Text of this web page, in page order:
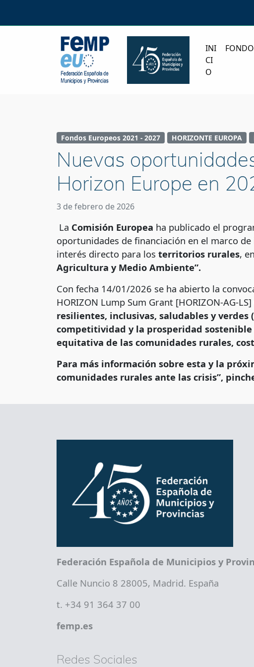
INI
CI
O
Fondos Europeos 2021 - 2027 HORIZONTE EUROPA
Nuevas
Horizon Europe en
3 de febrero de 2026
La Comisión Europea ha publicado el
oportunidades de financiación en el marco
interés directo para los territorios rurales,
Agricultura y Medio Ambiente”.
Con fecha 14/01/2026 se ha abierto la
HORIZON Lump Sum Grant [HORIZON-AG-
resilientes, inclusivas, saludables y verdes
competitividad y la prosperidad
equitativa de las comunidades rurales,
Para más información sobre esta y la
comunidades rurales ante las crisis”,
Federación Española de Municipios y
Calle Nuncio 8 28005, Madrid. España
t. +34 91 364 37 00
femp.es
Redes Sociales